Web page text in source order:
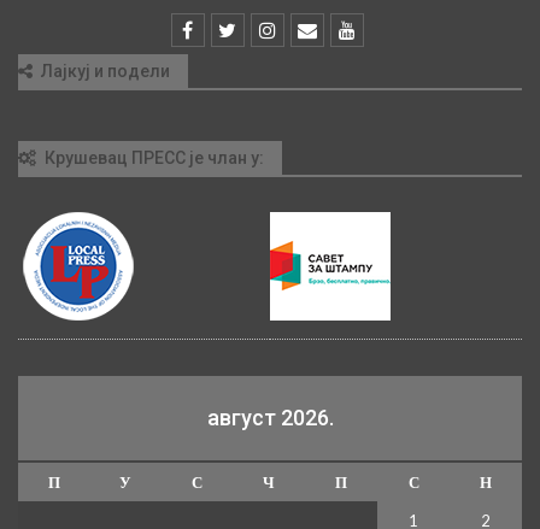
Лајкуј и подели
Крушевац ПРЕСС је члан у:
август 2026.
П У С Ч П С
Н
1
2